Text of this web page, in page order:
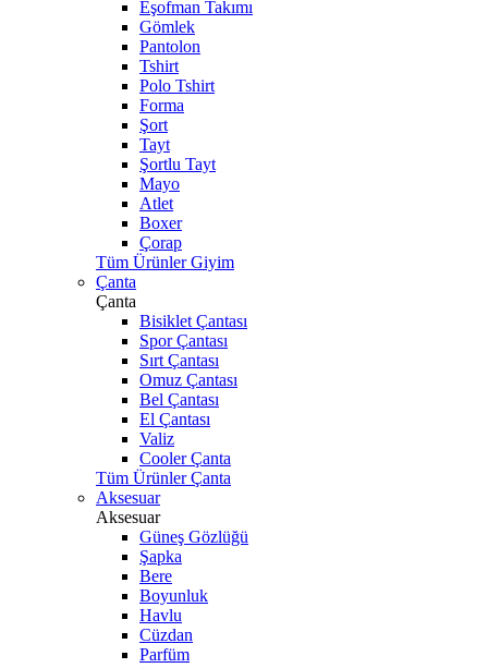
Eşofman Takımı
Gömlek
Pantolon
Tshirt
Polo Tshirt
Forma
Şort
Tayt
Şortlu Tayt
Mayo
Atlet
Boxer
Çorap
Tüm Ürünler Giyim
Çanta
Çanta
Bisiklet Çantası
Spor Çantası
Sırt Çantası
Omuz Çantası
Bel Çantası
El Çantası
Valiz
Cooler Çanta
Tüm Ürünler Çanta
Aksesuar
Aksesuar
Güneş Gözlüğü
Şapka
Bere
Boyunluk
Havlu
Cüzdan
Parfüm